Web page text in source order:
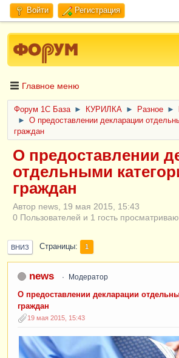
Войти Регистрация
Главное меню
Форум 1C База ► КУРИЛКА ► Разное ►
►
О предоставлении декларации
граждан
О предоставлении
отдельными
граждан
Автор news, 19 мая 2015, 15:43
0 Пользователей и 1 гость
ВНИЗ Страницы 1
news Модератор
О предоставлении декларации
граждан
19 мая 2015, 15:43